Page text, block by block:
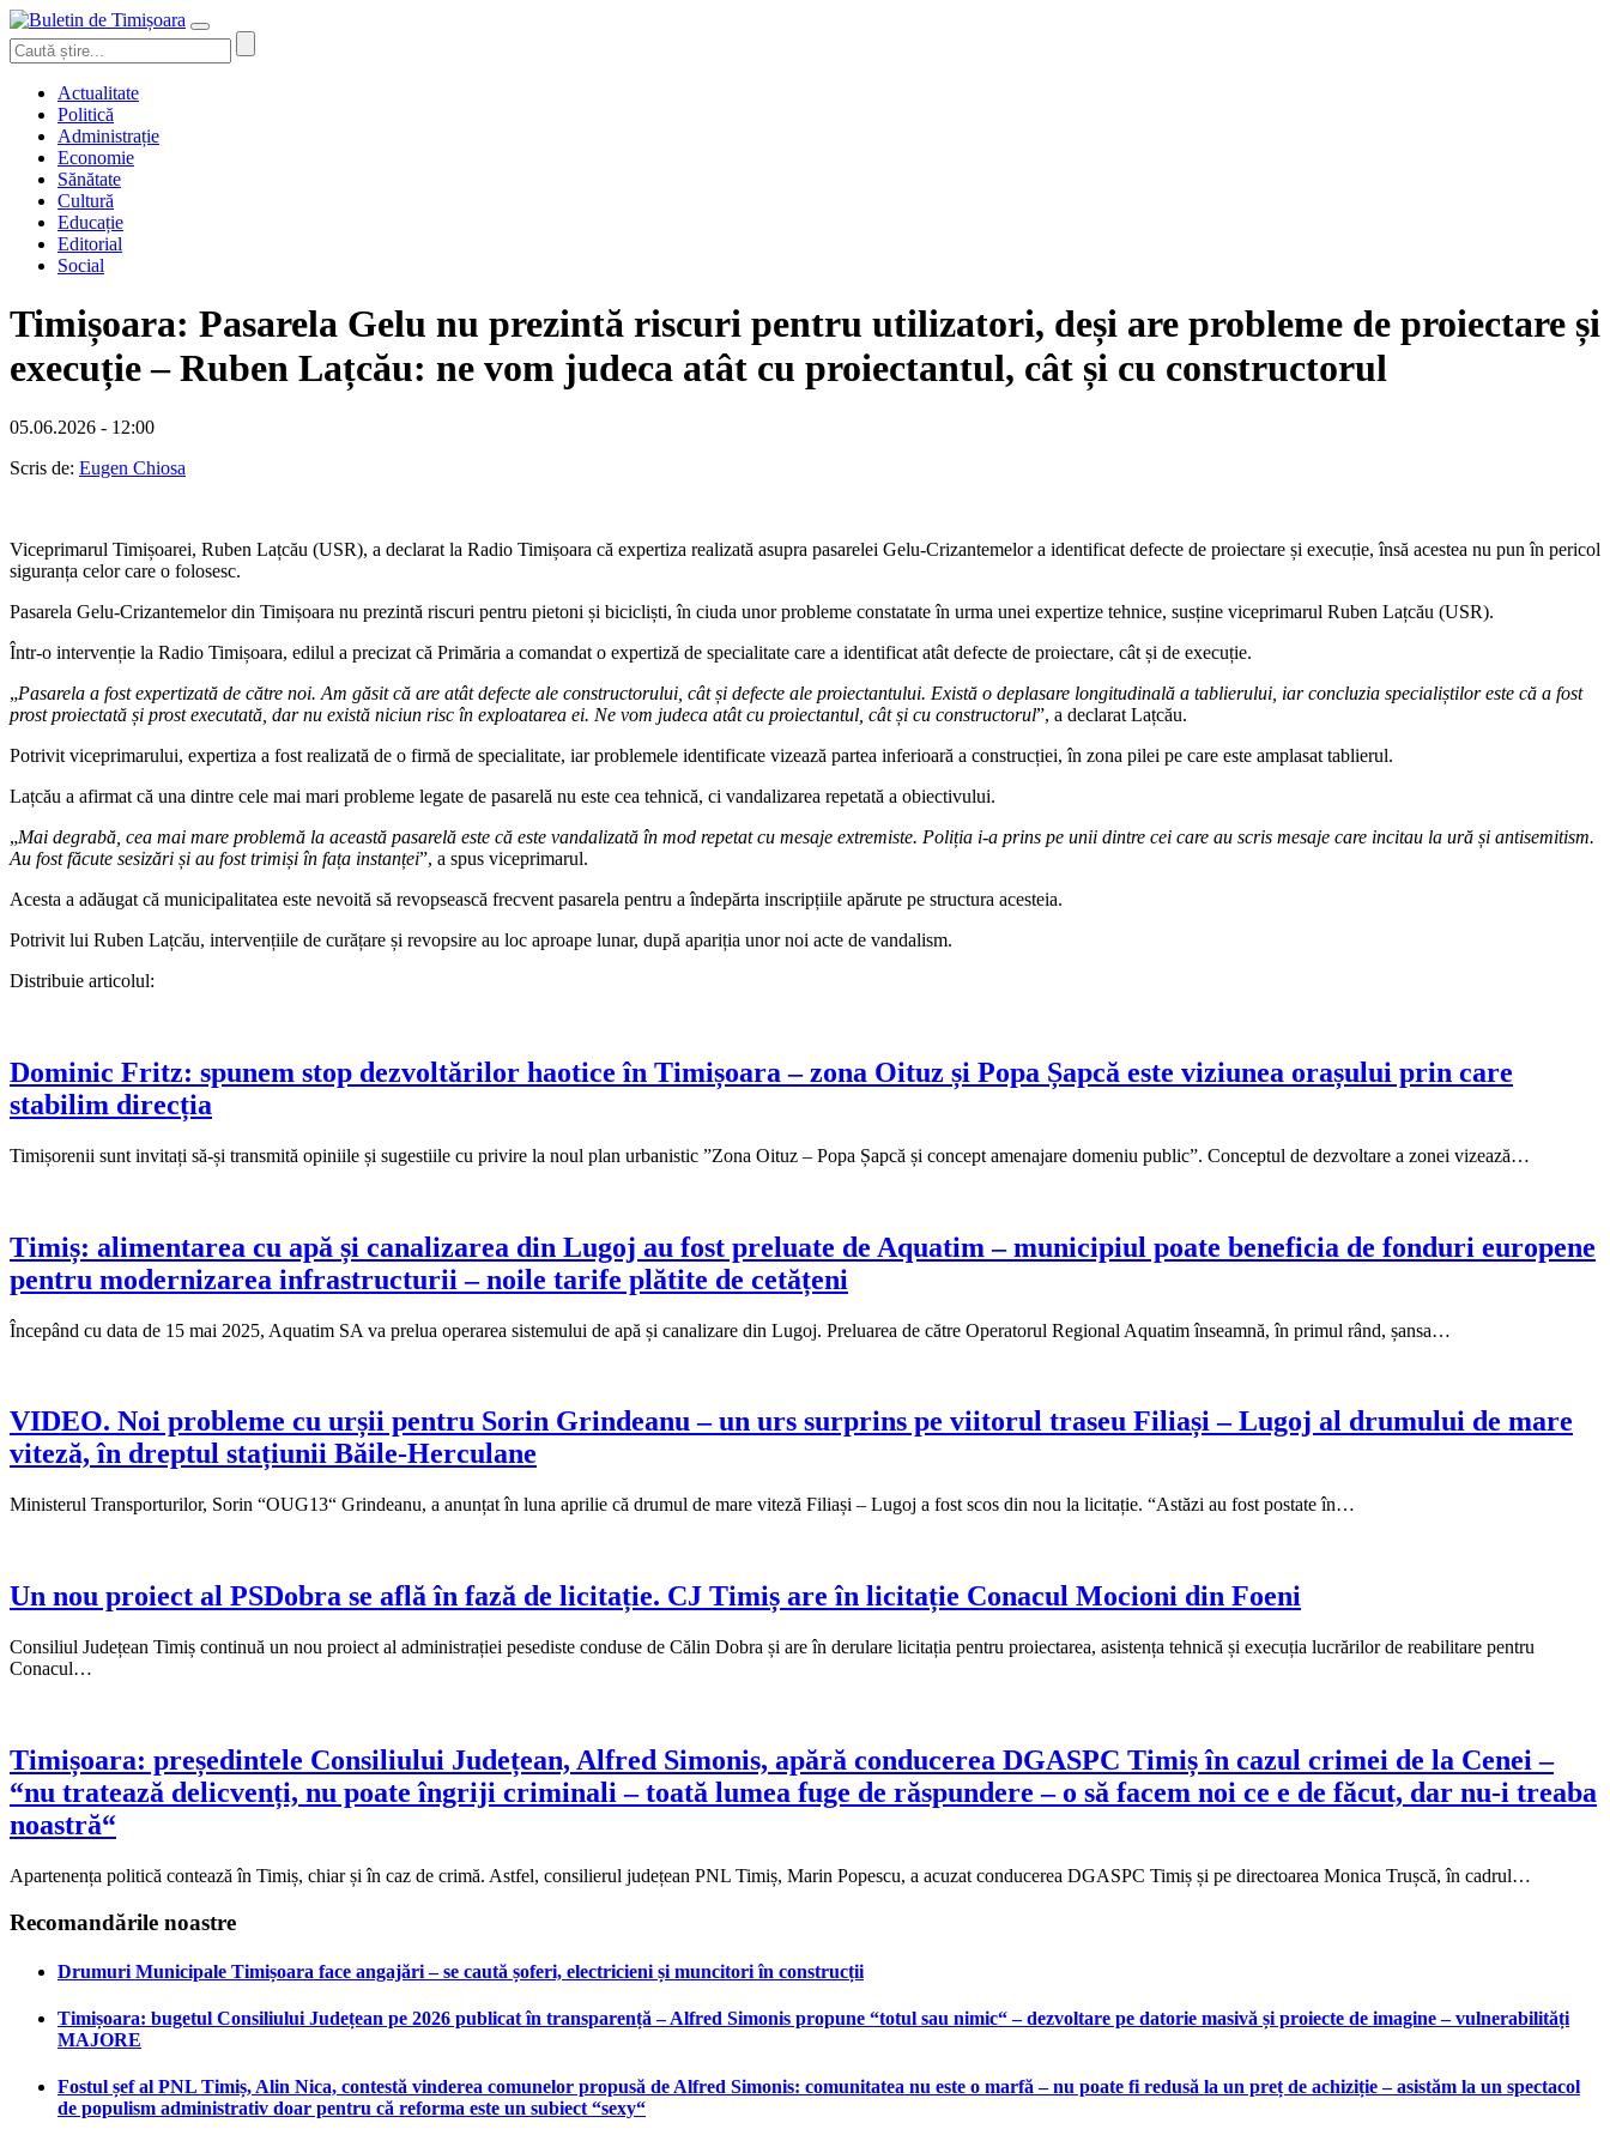
Actualitate
Politică
Administrație
Economie
Sănătate
Cultură
Educație
Editorial
Social
Timișoara: Pasarela Gelu nu prezintă riscuri pentru utilizatori, deși are probleme de proiectare și
execuție – Ruben Lațcău: ne vom judeca atât cu proiectantul, cât și cu constructorul
05.06.2026 - 12:00
Scris de: Eugen Chiosa
Viceprimarul Timișoarei, Ruben Lațcău (USR), a declarat la Radio Timișoara că expertiza realizată asupra pasarelei Gelu-Crizantemelor a identificat defecte de proiectare și execuție, însă acestea nu pun în pericol
siguranța celor care o folosesc.
Pasarela Gelu-Crizantemelor din Timișoara nu prezintă riscuri pentru pietoni și bicicliști, în ciuda unor probleme constatate în urma unei expertize tehnice, susține viceprimarul Ruben Lațcău (USR).
Într-o intervenție la Radio Timișoara, edilul a precizat că Primăria a comandat o expertiză de specialitate care a identificat atât defecte de proiectare, cât și de execuție.
„Pasarela a fost expertizată de către noi. Am găsit că are atât defecte ale constructorului, cât și defecte ale proiectantului. Există o deplasare longitudinală a tablierului, iar concluzia specialiștilor este că a fost
prost proiectată și prost executată, dar nu există niciun risc în exploatarea ei. Ne vom judeca atât cu proiectantul, cât și cu constructorul”, a declarat Lațcău.
Potrivit viceprimarului, expertiza a fost realizată de o firmă de specialitate, iar problemele identificate vizează partea inferioară a construcției, în zona pilei pe care este amplasat tablierul.
Lațcău a afirmat că una dintre cele mai mari probleme legate de pasarelă nu este cea tehnică, ci vandalizarea repetată a obiectivului.
„Mai degrabă, cea mai mare problemă la această pasarelă este că este vandalizată în mod repetat cu mesaje extremiste. Poliția i-a prins pe unii dintre cei care au scris mesaje care incitau la ură și antisemitism.
Au fost făcute sesizări și au fost trimiși în fața instanței”, a spus viceprimarul.
Acesta a adăugat că municipalitatea este nevoită să revopsească frecvent pasarela pentru a îndepărta inscripțiile apărute pe structura acesteia.
Potrivit lui Ruben Lațcău, intervențiile de curățare și revopsire au loc aproape lunar, după apariția unor noi acte de vandalism.
Distribuie articolul:
Dominic Fritz: spunem stop dezvoltărilor haotice în Timișoara – zona Oituz și Popa Șapcă este viziunea orașului prin care
stabilim direcția
Timișorenii sunt invitați să-și transmită opiniile și sugestiile cu privire la noul plan urbanistic ”Zona Oituz – Popa Șapcă și concept amenajare domeniu public”. Conceptul de dezvoltare a zonei vizează…
Timiș: alimentarea cu apă și canalizarea din Lugoj au fost preluate de Aquatim – municipiul poate beneficia de fonduri europene
pentru modernizarea infrastructurii – noile tarife plătite de cetățeni
Începând cu data de 15 mai 2025, Aquatim SA va prelua operarea sistemului de apă și canalizare din Lugoj. Preluarea de către Operatorul Regional Aquatim înseamnă, în primul rând, șansa…
VIDEO. Noi probleme cu urșii pentru Sorin Grindeanu – un urs surprins pe viitorul traseu Filiași – Lugoj al drumului de mare
viteză, în dreptul stațiunii Băile-Herculane
Ministerul Transporturilor, Sorin “OUG13“ Grindeanu, a anunțat în luna aprilie că drumul de mare viteză Filiași – Lugoj a fost scos din nou la licitație. “Astăzi au fost postate în…
Un nou proiect al PSDobra se află în fază de licitație. CJ Timiș are în licitație Conacul Mocioni din Foeni
Consiliul Județean Timiș continuă un nou proiect al administrației pesediste conduse de Călin Dobra și are în derulare licitația pentru proiectarea, asistența tehnică și execuția lucrărilor de reabilitare pentru
Conacul…
Timișoara: președintele Consiliului Județean, Alfred Simonis, apără conducerea DGASPC Timiș în cazul crimei de la Cenei –
“nu tratează delicvenți, nu poate îngriji criminali – toată lumea fuge de răspundere – o să facem noi ce e de făcut, dar nu-i treaba
noastră“
Apartenența politică contează în Timiș, chiar și în caz de crimă. Astfel, consilierul județean PNL Timiș, Marin Popescu, a acuzat conducerea DGASPC Timiș și pe directoarea Monica Trușcă, în cadrul…
Recomandările noastre
Drumuri Municipale Timișoara face angajări – se caută șoferi, electricieni și muncitori în construcții
Timișoara: bugetul Consiliului Județean pe 2026 publicat în transparență – Alfred Simonis propune “totul sau nimic“ – dezvoltare pe datorie masivă și proiecte de imagine – vulnerabilități
MAJORE
Fostul șef al PNL Timiș, Alin Nica, contestă vinderea comunelor propusă de Alfred Simonis: comunitatea nu este o marfă – nu poate fi redusă la un preț de achiziție – asistăm la un spectacol
de populism administrativ doar pentru că reforma este un subiect “sexy“